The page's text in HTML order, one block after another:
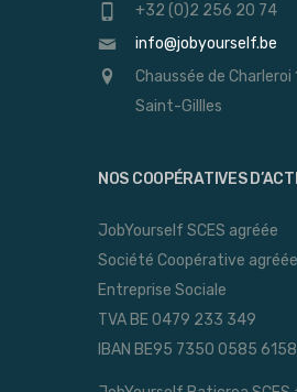
+32 (0)2 256 20 74
info@jobyourself.be
Chaussée de Charleroi
Saint-Gillles
NOS COOPÉRATIVES
JobYourself SCES agréée
Société Coopérative
Entreprise Sociale
TVA BE 0479 233 349
IBAN BE95 7350 0585 6158